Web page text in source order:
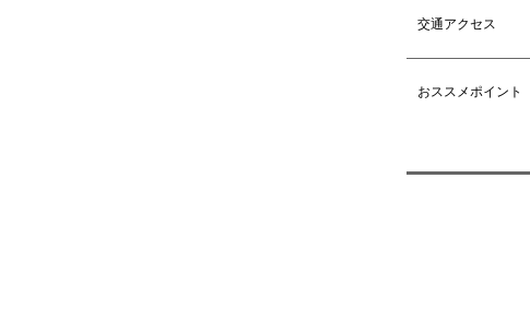
交通アクセス
おススメポイント